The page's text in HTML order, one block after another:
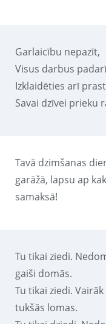
Garlaicību nepazīt,
Visus darbus
Izklaidēties arī
Savai dzīvei prieku
Tavā dzimšanas
garāžā, lapsu ap
samaksā!
Tu tikai ziedi.
gaiši domās.
Tu tikai ziedi.
tukšās lomas.